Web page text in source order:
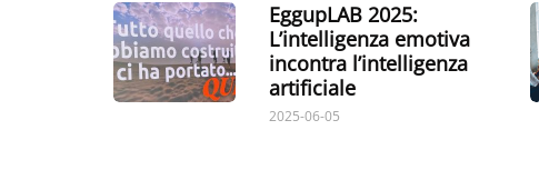
EggupLAB 2025:
L’intelligenza emotiva
incontra l’intelligenza
artificiale
2025-06-05